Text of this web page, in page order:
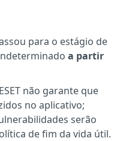
para o estágio de
a partir
não garante que
no aplicativo;
serão
de fim da vida útil.